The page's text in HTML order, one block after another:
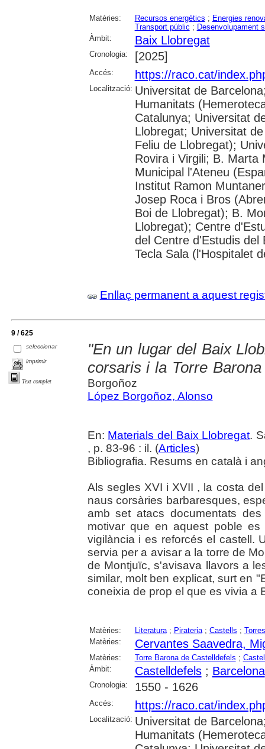
Matèries: Recursos energètics ; Energies
Transport públic ; Desenvolupament
Àmbit:
Baix Llobregat
Cronologia: [2025]
Accés: https://raco.cat/
Localització: Universitat de
Humanitats
Catalunya; Universitat
Llobregat; Universitat
Feliu de Llobregat);
Rovira i Virgili; B. Marta
Municipal l'Ateneu
Institut Ramon
Josep Roca i Bros
Boi de Llobregat); B.
Llobregat); Centre
del Centre d'Estudis del
Tecla Sala (l'Hospitalet
Enllaç permanent a aquest
9 / 625
seleccionar
imprimir
Text complet
"En un lugar del Baix
corsaris i la Torre
Borgoñoz
López Borgoñoz, Alonso
En: Materials del Baix Llobregat.
, p. 83-96 : il. (Articles)
Bibliografia. Resums en català i
Als segles XVI i XVII , la costa
naus corsàries barbaresques,
amb set atacs documentats
motivar que en aquest poble
vigilància i es reforcés el castell.
servia per a avisar a la torre de
de Montjuïc, s'avisava llavors a
similar, molt ben explicat, surt en
coneixia de prop el que es vivia a
Matèries: Literatura; Pirateria; Castells ;
Matèries:
Cervantes Saavedra,
Matèries: Torre Barona de Castelldefels ;
Àmbit:
Castelldefels; Barcelona
Cronologia: 1550 - 1626
Accés: https://raco.cat/
Localització: Universitat de
Humanitats